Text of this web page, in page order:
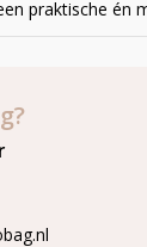
praktische én